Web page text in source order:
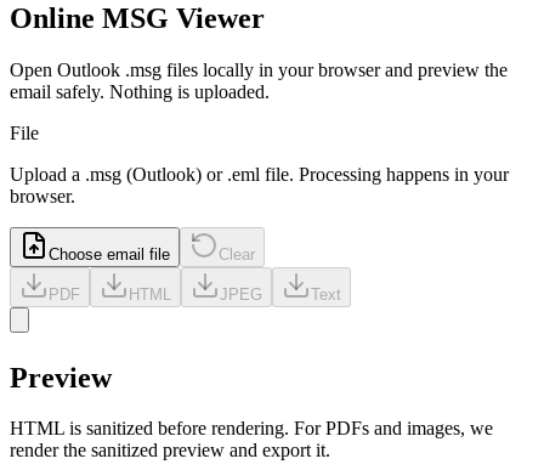
Online MSG Viewer
Open Outlook .msg files locally in your browser and preview the
email safely. Nothing is uploaded.
File
Upload a .msg (Outlook) or .eml file. Processing happens in your
browser.
Choose email file Clear
PDF HTML JPEG Text
Preview
HTML is sanitized before rendering. For PDFs and images, we
render the sanitized preview and export it.